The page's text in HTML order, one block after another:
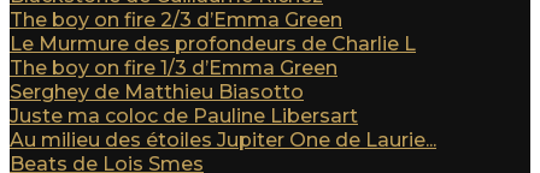
The boy on fire 2/3 d’Emma Green
Le Murmure des profondeurs de Charlie L
The boy on fire 1/3 d’Emma Green
Serghey de Matthieu Biasotto
Juste ma coloc de Pauline Libersart
Au milieu des étoiles Jupiter One de Laurie...
Beats de Lois Smes